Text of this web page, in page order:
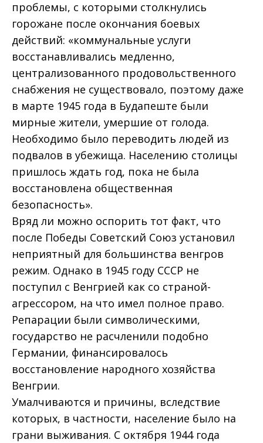
проблемы, с которыми столкнулись
горожане после окончания боевых
действий: «коммунальные услуги
восстанавливались медленно,
централизованного продовольственного
снабжения не существовало, поэтому даже
в марте 1945 года в Будапеште были
мирные жители, умершие от голода.
Необходимо было переводить людей из
подвалов в убежища. Населению столицы
пришлось ждать год, пока не была
восстановлена общественная
безопасность».
Вряд ли можно оспорить тот факт, что
после Победы Советский Союз установил
неприятный для большинства венгров
режим. Однако в 1945 году СССР не
поступил с Венгрией как со страной-
агрессором, на что имел полное право.
Репарации были символическими,
государство не расчленили подобно
Германии, финансировалось
восстановление народного хозяйства
Венгрии.
Умалчиваются и причины, вследствие
которых, в частности, население было на
грани выживания. С октября 1944 года